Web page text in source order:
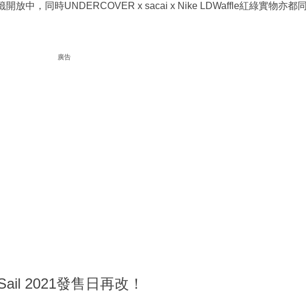
放中，同時UNDERCOVER x sacai x Nike LDWaffle紅綠實物亦都同
廣告
2021發售日再改！